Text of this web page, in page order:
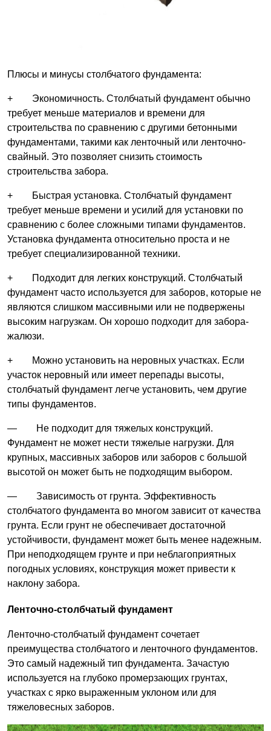
Плюсы и минусы столбчатого фундамента:
+ Экономичность. Столбчатый фундамент обычно
требует меньше материалов и времени для
строительства по сравнению с другими бетонными
фундаментами, такими как ленточный или ленточно-
свайный. Это позволяет снизить стоимость
строительства забора.
+ Быстрая установка. Столбчатый фундамент
требует меньше времени и усилий для установки по
сравнению с более сложными типами фундаментов.
Установка фундамента относительно проста и не
требует специализированной техники.
+ Подходит для легких конструкций. Столбчатый
фундамент часто используется для заборов, которые не
являются слишком массивными или не подвержены
высоким нагрузкам. Он хорошо подходит для забора-
жалюзи.
+ Можно установить на неровных участках. Если
участок неровный или имеет перепады высоты,
столбчатый фундамент легче установить, чем другие
типы фундаментов.
— Не подходит для тяжелых конструкций.
Фундамент не может нести тяжелые нагрузки. Для
крупных, массивных заборов или заборов с большой
высотой он может быть не подходящим выбором.
— Зависимость от грунта. Эффективность
столбчатого фундамента во многом зависит от качества
грунта. Если грунт не обеспечивает достаточной
устойчивости, фундамент может быть менее надежным.
При неподходящем грунте и при неблагоприятных
погодных условиях, конструкция может привести к
наклону забора.
Ленточно-столбчатый фундамент
Ленточно-столбчатый фундамент сочетает
преимущества столбчатого и ленточного фундаментов.
Это самый надежный тип фундамента. Зачастую
используется на глубоко промерзающих грунтах,
участках с ярко выраженным уклоном или для
тяжеловесных заборов.